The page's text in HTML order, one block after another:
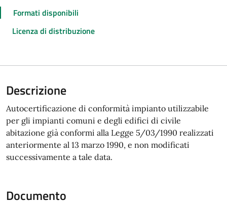
Formati disponibili
Licenza di distribuzione
Descrizione
Autocertificazione di conformità impianto utilizzabile
per gli impianti comuni e degli edifici di civile
abitazione già conformi alla Legge 5/03/1990 realizzati
anteriormente al 13 marzo 1990, e non modificati
successivamente a tale data.
Documento